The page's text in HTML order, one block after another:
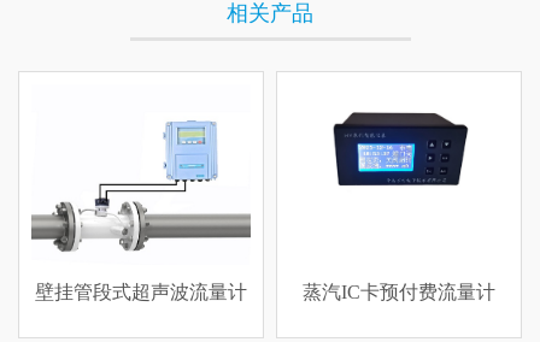
相关产品
超声波流量计 蒸汽IC卡预付费流量计 威力巴